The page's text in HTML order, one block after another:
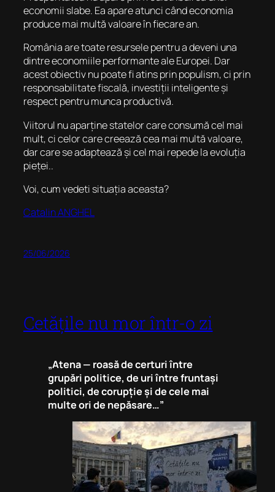
economii slabe. Ea apare atunci când economia
produce mai multă valoare în fiecare an.
România are toate resursele pentru a deveni una
dintre economiile performante ale Europei. Dar
acest obiectiv nu poate fi atins prin populism, ci prin
responsabilitate fiscală, investiții inteligente și
respect pentru munca productivă.
Viitorul nu aparține statelor care consumă cel mai
mult, ci celor care creează cea mai multă valoare,
dar care se adaptează și cel mai repede la evoluția
pieței..
Voi, cum vedeti situația aceasta?
Catalin ANGHEL
25/06/2026
Cetățile nu mor într-o zi
„Atena — roasă de certuri între
grupări politice, de uri între fruntași
politici, de corupție și de cele mai
multe ori de nepăsare…”